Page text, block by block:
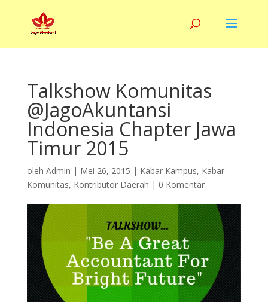
Talkshow Komunitas
@JagoAkuntansi
Indonesia Chapter Jawa
Timur 2015
oleh Admin | Mei 26, 2015 | Kabar Kampus, Kabar
Komunitas, Kontributor Daerah | 0 Komentar